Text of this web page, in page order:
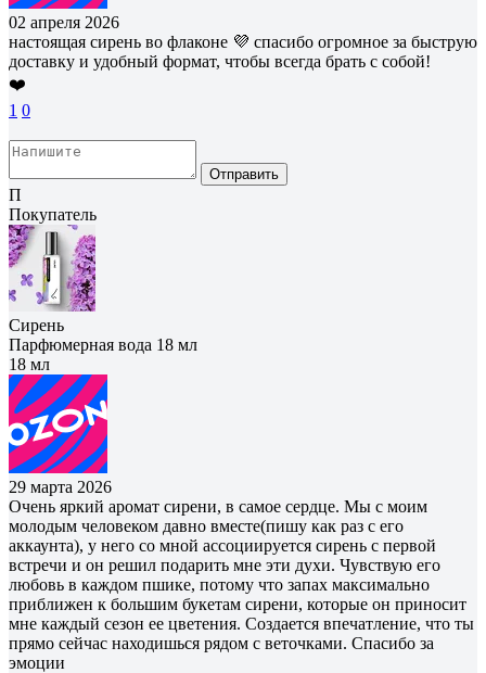
02 апреля 2026
настоящая сирень во флаконе 💜 спасибо огромное за быструю
доставку и удобный формат, чтобы всегда брать с собой!
❤️
1 0
Отправить
П
Покупатель
Сирень
Парфюмерная вода 18 мл
18 мл
29 марта 2026
Очень яркий аромат сирени, в самое сердце. Мы с моим
молодым человеком давно вместе(пишу как раз с его
аккаунта), у него со мной ассоциируется сирень с первой
встречи и он решил подарить мне эти духи. Чувствую его
любовь в каждом пшике, потому что запах максимально
приближен к большим букетам сирени, которые он приносит
мне каждый сезон ее цветения. Создается впечатление, что ты
прямо сейчас находишься рядом с веточками. Спасибо за
эмоции